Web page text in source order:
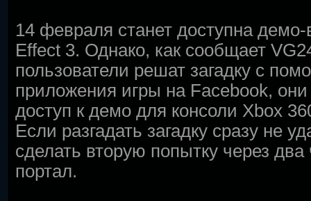
14 февраля станет доступна
Effect 3. Однако, как сообщает
пользователи решат загадку с
приложения игры на Facebook, они
доступ к демо для консоли Xbox
Если разгадать загадку сразу не
сделать вторую попытку через два
портал.